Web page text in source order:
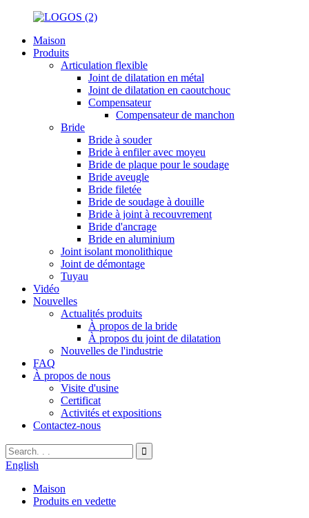
Maison
Produits
Articulation flexible
Joint de dilatation en métal
Joint de dilatation en caoutchouc
Compensateur
Compensateur de manchon
Bride
Bride à souder
Bride à enfiler avec moyeu
Bride de plaque pour le soudage
Bride aveugle
Bride filetée
Bride de soudage à douille
Bride à joint à recouvrement
Bride d'ancrage
Bride en aluminium
Joint isolant monolithique
Joint de démontage
Tuyau
Vidéo
Nouvelles
Actualités produits
À propos de la bride
À propos du joint de dilatation
Nouvelles de l'industrie
FAQ
À propos de nous
Visite d'usine
Certificat
Activités et expositions
Contactez-nous
English
Maison
Produits en vedette